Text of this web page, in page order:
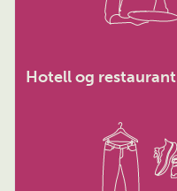
Hotell og restaurant